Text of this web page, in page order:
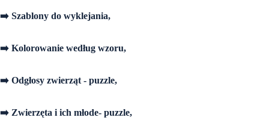
➡️ Szablony do wyklejania,
➡️ Kolorowanie według wzoru,
➡️ Odgłosy zwierząt - puzzle,
➡️ Zwierzęta i ich młode- puzzle,